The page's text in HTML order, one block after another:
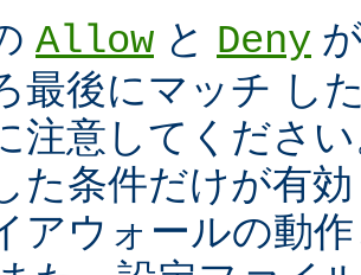
Allow と Deny
最後にマッチ し
注意してくださ
た条件だけが有
アウォールの動